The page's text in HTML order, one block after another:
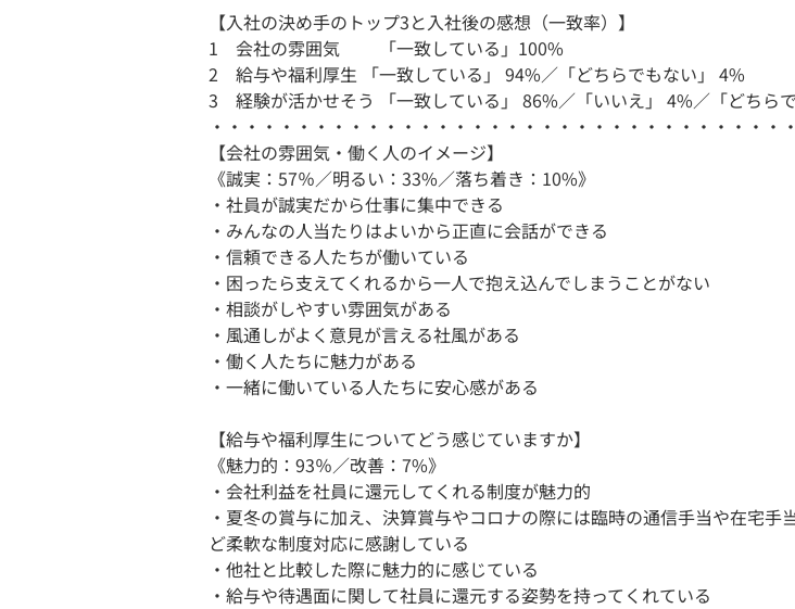
【入社の決め手のトップ3と入社後の感想（一致率）】
1 会社の雰囲気 「一致している」100%
2 給与や福利厚生 「一致している」 94%／「どちらでもない」 4%
3 経験が活かせそう 「一致している」 86%／「いいえ」 4%／「どちら
・・・・・・・・・・・・・・・・・・・・・・・・・・・・・・・・・
【会社の雰囲気・働く人のイメージ】
《誠実：57％／明るい：33%／落ち着き：10%》
・社員が誠実だから仕事に集中できる
・みんなの人当たりはよいから正直に会話ができる
・信頼できる人たちが働いている
・困ったら支えてくれるから一人で抱え込んでしまうことがない
・相談がしやすい雰囲気がある
・風通しがよく意見が言える社風がある
・働く人たちに魅力がある
・一緒に働いている人たちに安心感がある
【給与や福利厚生についてどう感じていますか】
《魅力的：93％／改善：7%》
・会社利益を社員に還元してくれる制度が魅力的
・夏冬の賞与に加え、決算賞与やコロナの際には臨時の通信手当や在宅手
ど柔軟な制度対応に感謝している
・他社と比較した際に魅力的に感じている
・給与や待遇面に関して社員に還元する姿勢を持ってくれている